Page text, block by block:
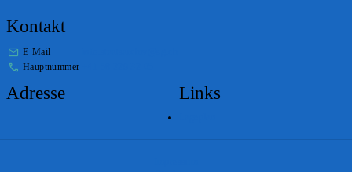
Kontakt
E-Mail
Hauptnummer
Adresse Links